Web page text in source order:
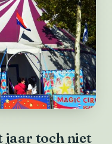
jaar toch niet